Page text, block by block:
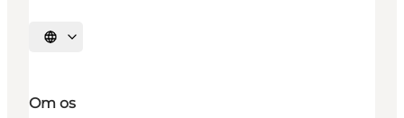
Vælg sprog
Om os